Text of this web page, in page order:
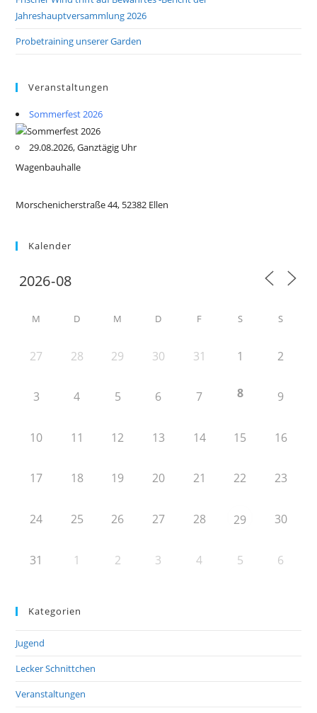
Jahreshauptversammlung 2026
Probetraining unserer Garden
Veranstaltungen
Sommerfest 2026
29.08.2026, Ganztägig Uhr
Wagenbauhalle
Morschenicherstraße 44, 52382 Ellen
Kalender
M D M D F S S
27 28 29 30 31 1 2
3 4 5 6 7 8 9
10 11 12 13 14 15 16
17 18 19 20 21 22 23
24 25 26 27 28 29 30
31 1 2 3 4 5 6
Kategorien
Jugend
Lecker Schnittchen
Veranstaltungen